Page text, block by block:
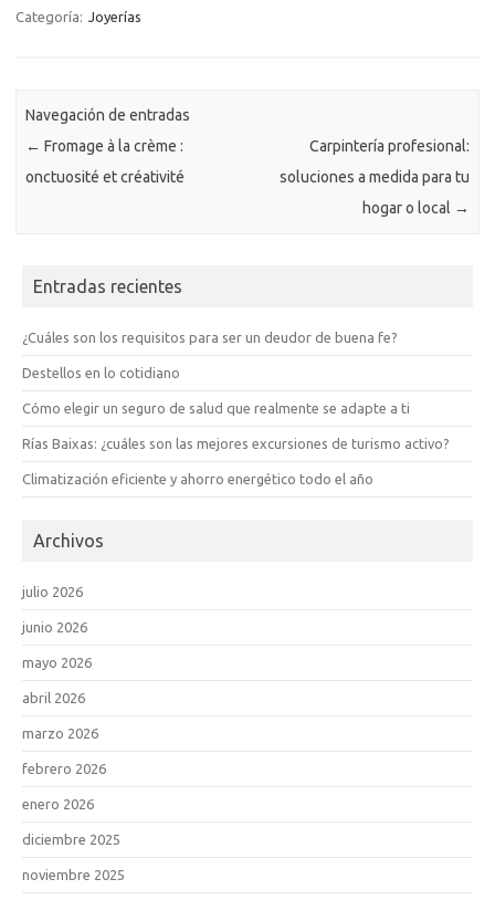
Categoría: Joyerías
Navegación de entradas
← Fromage à la crème :
onctuosité et créativité
Carpintería profesional:
soluciones a medida para tu
hogar o local →
Entradas recientes
¿Cuáles son los requisitos para ser un deudor de buena fe?
Destellos en lo cotidiano
Cómo elegir un seguro de salud que realmente se adapte a ti
Rías Baixas: ¿cuáles son las mejores excursiones de turismo activo?
Climatización eficiente y ahorro energético todo el año
Archivos
julio 2026
junio 2026
mayo 2026
abril 2026
marzo 2026
febrero 2026
enero 2026
diciembre 2025
noviembre 2025